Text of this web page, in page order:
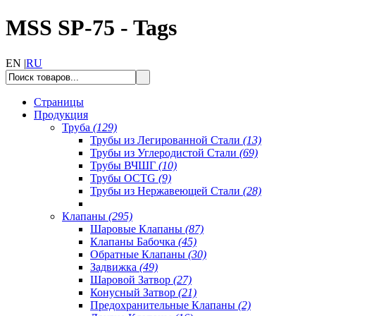
MSS SP-75 - Tags
EN |RU
Страницы
Продукция
Труба (129)
Трубы из Легированной Стали (13)
Трубы из Углеродистой Стали (69)
Трубы ВЧШГ (10)
Трубы OCTG (9)
Трубы из Нержавеющей Стали (28)
Клапаны (295)
Шаровые Клапаны (87)
Клапаны Бабочка (45)
Обратные Клапаны (30)
Задвижка (49)
Шаровой Затвор (27)
Конусный Затвор (21)
Предохранительные Клапаны (2)